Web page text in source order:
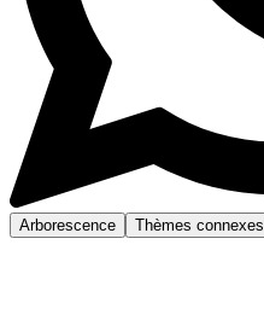
Arborescence Thèmes connexes